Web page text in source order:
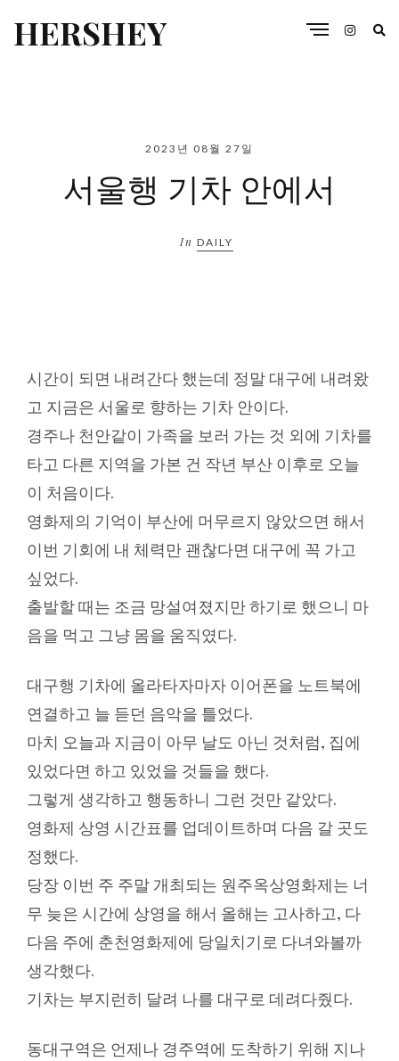
HERSHEY
2023년 08월 27일
서울행 기차 안에서
In DAILY
시간이 되면 내려간다 했는데 정말 대구에 내려왔
고 지금은 서울로 향하는 기차 안이다.
경주나 천안같이 가족을 보러 가는 것 외에 기차를
타고 다른 지역을 가본 건 작년 부산 이후로 오늘
이 처음이다.
영화제의 기억이 부산에 머무르지 않았으면 해서
이번 기회에 내 체력만 괜찮다면 대구에 꼭 가고
싶었다.
출발할 때는 조금 망설여졌지만 하기로 했으니 마
음을 먹고 그냥 몸을 움직였다.
대구행 기차에 올라타자마자 이어폰을 노트북에
연결하고 늘 듣던 음악을 틀었다.
마치 오늘과 지금이 아무 날도 아닌 것처럼, 집에
있었다면 하고 있었을 것들을 했다.
그렇게 생각하고 행동하니 그런 것만 같았다.
영화제 상영 시간표를 업데이트하며 다음 갈 곳도
정했다.
당장 이번 주 주말 개최되는 원주옥상영화제는 너
무 늦은 시간에 상영을 해서 올해는 고사하고, 다
다음 주에 춘천영화제에 당일치기로 다녀와볼까
생각했다.
기차는 부지런히 달려 나를 대구로 데려다줬다.
동대구역은 언제나 경주역에 도착하기 위해 지나